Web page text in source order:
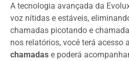
A tecnologia avançada da
voz nítidas e estáveis,
chamadas picotando e
nos relatórios, você terá acesso a
chamadas e poderá